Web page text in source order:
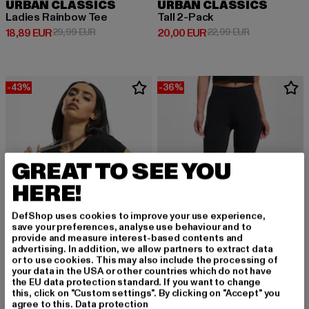
URBAN CLASSICS
Ladies Rainbow Tee
18,89 EUR
Derzeitiger Preis: 18,89 EUR
29,99 EURAktionspreis: 29,99 EUR
URBAN CLASSICS
Tall 2-Pack
20,00 EUR
Derzeitiger Preis: 20,00 EUR
22,99 EURAktionspreis:
-43%
URBAN CLASSICS
Ladies Essentials Short
22,99 EURAktionspreis: 22,99 EUR
-36%
URBAN CLASSICS
Cycle
GREAT TO SEE YOU
HERE!
DefShop uses cookies to improve your use experience,
save your preferences, analyse use behaviour and to
provide and measure interest-based contents and
advertising. In addition, we allow partners to extract data
or to use cookies. This may also include the processing of
your data in the USA or other countries which do not have
the EU data protection standard. If you want to change
this, click on "Custom settings". By clicking on "Accept" you
agree to this. Data protection